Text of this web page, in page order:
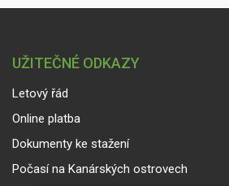
UŽITEČNÉ ODKAZY
Letový řád
Online platba
Dokumenty ke stažení
Počasí na Kanárských ostrovech